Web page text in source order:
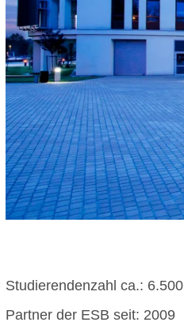
Studierendenzahl ca.: 6.500
Partner der ESB seit: 2009